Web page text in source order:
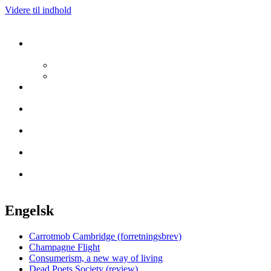
Videre til indhold
Engelsk
Carrotmob Cambridge (forretningsbrev)
Champagne Flight
Consumerism, a new way of living
Dead Poets Society (review)